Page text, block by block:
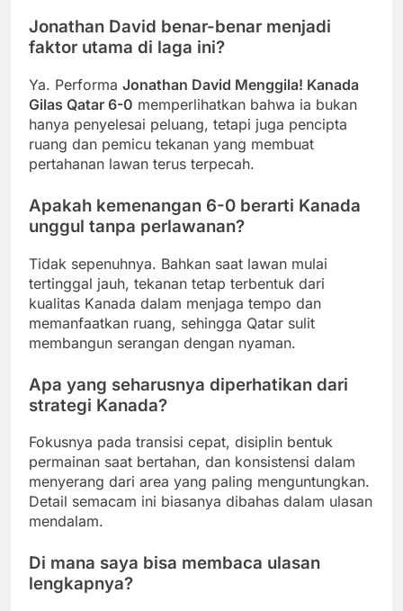
Jonathan David benar-benar menjadi
faktor utama di laga ini?
Ya. Performa Jonathan David Menggila! Kanada
Gilas Qatar 6-0 memperlihatkan bahwa ia bukan
hanya penyelesai peluang, tetapi juga pencipta
ruang dan pemicu tekanan yang membuat
pertahanan lawan terus terpecah.
Apakah kemenangan 6-0 berarti Kanada
unggul tanpa perlawanan?
Tidak sepenuhnya. Bahkan saat lawan mulai
tertinggal jauh, tekanan tetap terbentuk dari
kualitas Kanada dalam menjaga tempo dan
memanfaatkan ruang, sehingga Qatar sulit
membangun serangan dengan nyaman.
Apa yang seharusnya diperhatikan dari
strategi Kanada?
Fokusnya pada transisi cepat, disiplin bentuk
permainan saat bertahan, dan konsistensi dalam
menyerang dari area yang paling menguntungkan.
Detail semacam ini biasanya dibahas dalam ulasan
mendalam.
Di mana saya bisa membaca ulasan
lengkapnya?